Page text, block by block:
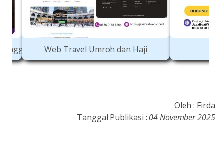
AR Buah Pisang
Oleh : Firda
Tanggal Publikasi : 04 November 2025